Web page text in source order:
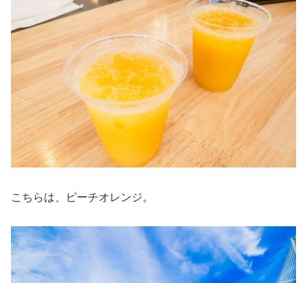
こちらは、ピーチオレンジ。